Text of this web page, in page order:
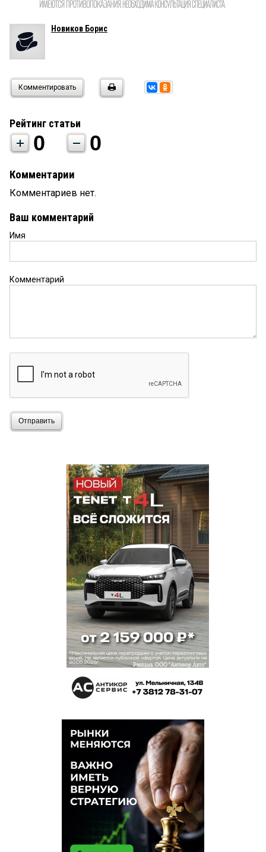
Новиков Борис
Комментировать
Рейтинг статьи
0 0
Комментарии
Комментариев нет.
Ваш комментарий
Имя
Комментарий
Отправить